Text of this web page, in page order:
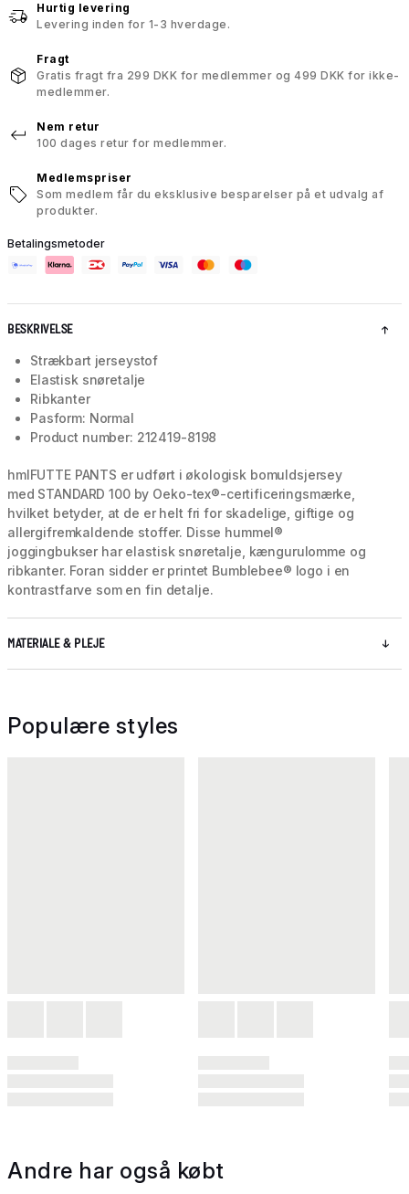
Hurtig levering
Levering inden for 1-3 hverdage.
Fragt
Gratis fragt fra 299 DKK for medlemmer og 499 DKK for ikke-
medlemmer.
Nem retur
100 dages retur for medlemmer.
Medlemspriser
Som medlem får du eksklusive besparelser på et udvalg af
produkter.
Betalingsmetoder
BESKRIVELSE
Strækbart jerseystof
Elastisk snøretalje
Ribkanter
Pasform: Normal
Product number: 212419-8198
hmlFUTTE PANTS er udført i økologisk bomuldsjersey
med STANDARD 100 by Oeko-tex®-certificeringsmærke,
hvilket betyder, at de er helt fri for skadelige, giftige og
allergifremkaldende stoffer. Disse hummel®
joggingbukser har elastisk snøretalje, kængurulomme og
ribkanter. Foran sidder er printet Bumblebee® logo i en
kontrastfarve som en fin detalje.
MATERIALE & PLEJE
Populære styles
Andre har også købt